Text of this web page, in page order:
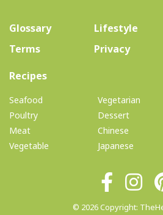
Glossary Lifestyle
Terms
Privacy
Recipes(current)
Seafood
Poultry
Meat
Vegetable
Vegetarian
Dessert
Chinese
Japanese
© 2026 Copyright: